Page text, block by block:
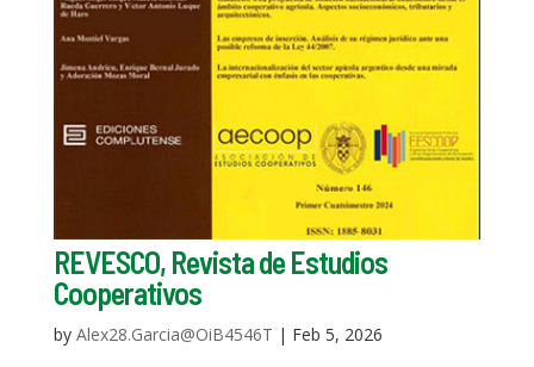
REVESCO, Revista de Estudios
Cooperativos
by Alex28.Garcia@OiB4546T | Feb 5, 2026